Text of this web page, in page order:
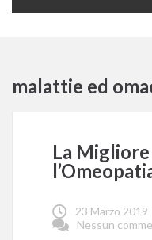
malattie ed
La
23 Marzo 2019
Nessun